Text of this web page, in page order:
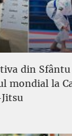
din
mondial la